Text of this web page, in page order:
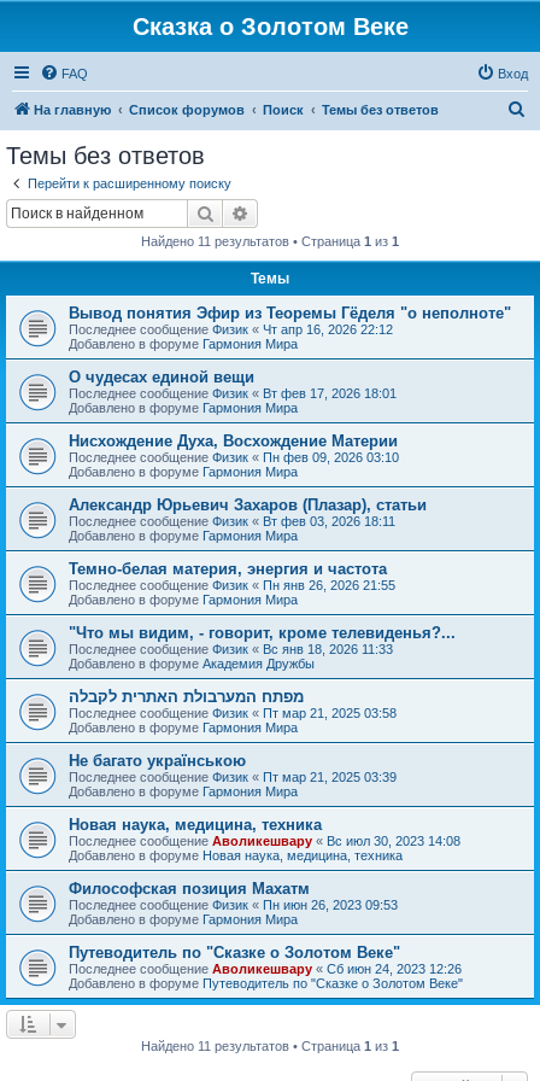
Сказка о Золотом Веке
FAQ Вход
На главную Список форумов Поиск Темы без ответов
Темы без ответов
Перейти к расширенному поиску
Поиск
Найдено 11 результатов • Страница 1 из 1
Темы
Вывод понятия Эфир из Теоремы Гёделя "о неполноте"
Последнее сообщение Физик « Чт апр 16, 2026 22:12
Добавлено в форуме Гармония Мира
О чудесах единой вещи
Последнее сообщение Физик « Вт фев 17, 2026 18:01
Добавлено в форуме Гармония Мира
Нисхождение Духа, Восхождение Материи
Последнее сообщение Физик « Пн фев 09, 2026 03:10
Добавлено в форуме Гармония Мира
Александр Юрьевич Захаров (Плазар), статьи
Последнее сообщение Физик « Вт фев 03, 2026 18:11
Добавлено в форуме Гармония Мира
Темно-белая материя, энергия и частота
Последнее сообщение Физик « Пн янв 26, 2026 21:55
Добавлено в форуме Гармония Мира
"Что мы видим, - говорит, кроме телевиденья?...
Последнее сообщение Физик « Вс янв 18, 2026 11:33
Добавлено в форуме Академия Дружбы
מפתח המערבולת האתרית לקבלה
Последнее сообщение Физик « Пт мар 21, 2025 03:58
Добавлено в форуме Гармония Мира
Не багато українською
Последнее сообщение Физик « Пт мар 21, 2025 03:39
Добавлено в форуме Гармония Мира
Новая наука, медицина, техника
Последнее сообщение Аволикешвару « Вс июл 30, 2023 14:08
Добавлено в форуме Новая наука, медицина, техника
Философская позиция Махатм
Последнее сообщение Физик « Пн июн 26, 2023 09:53
Добавлено в форуме Гармония Мира
Путеводитель по "Сказке о Золотом Веке"
Последнее сообщение Аволикешвару « Сб июн 24, 2023 12:26
Добавлено в форуме Путеводитель по "Сказке о Золотом Веке"
Найдено 11 результатов • Страница 1 из 1